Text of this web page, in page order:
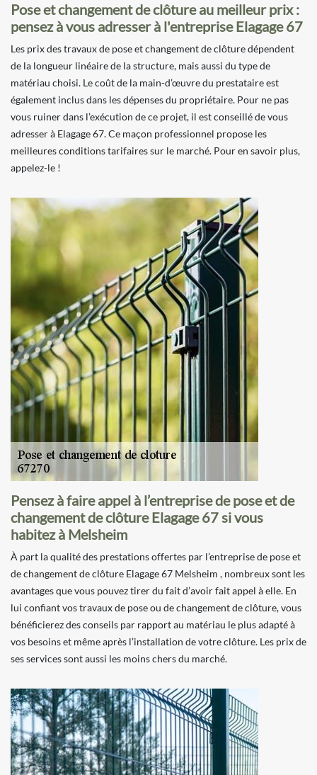
Pose et changement de clôture au meilleur prix :
pensez à vous adresser à l'entreprise Elagage 67
Les prix des travaux de pose et changement de clôture dépendent
de la longueur linéaire de la structure, mais aussi du type de
matériau choisi. Le coût de la main-d’œuvre du prestataire est
également inclus dans les dépenses du propriétaire. Pour ne pas
vous ruiner dans l’exécution de ce projet, il est conseillé de vous
adresser à Elagage 67. Ce maçon professionnel propose les
meilleures conditions tarifaires sur le marché. Pour en savoir plus,
appelez-le !
Pensez à faire appel à l’entreprise de pose et de
changement de clôture Elagage 67 si vous
habitez à Melsheim
À part la qualité des prestations offertes par l’entreprise de pose et
de changement de clôture Elagage 67 Melsheim , nombreux sont les
avantages que vous pouvez tirer du fait d’avoir fait appel à elle. En
lui confiant vos travaux de pose ou de changement de clôture, vous
bénéficierez des conseils par rapport au matériau le plus adapté à
vos besoins et même après l’installation de votre clôture. Les prix de
ses services sont aussi les moins chers du marché.